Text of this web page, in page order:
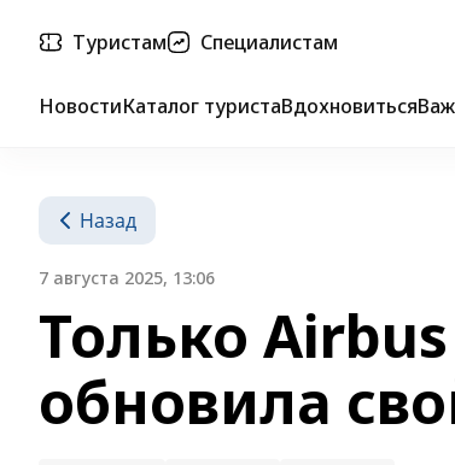
Туристам Специалистам
НовостиКаталог туристаВдохновиться
Назад
7 августа 2025, 13:06
Только
обновила